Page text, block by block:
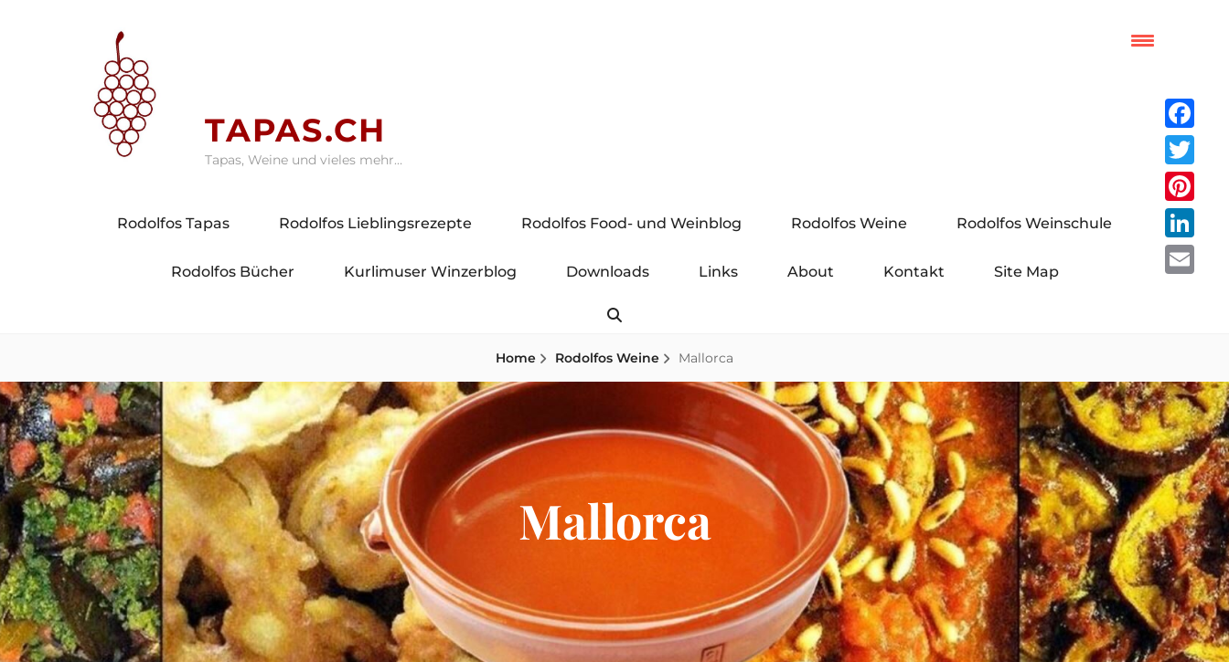
TAPAS.CH
Tapas, Weine und vieles mehr…
Rodolfos Tapas Rodolfos Lieblingsrezepte Rodolfos Food- und Weinblog Rodolfos Weine Rodolfos Weinschule
Rodolfos Bücher Kurlimuser Winzerblog Downloads Links About Kontakt Site Map
Home Rodolfos Weine Mallorca
Mallorca
Twitter